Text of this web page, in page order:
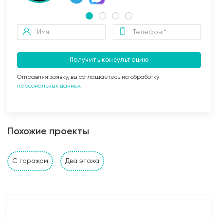
Стены и перегородки дома
1. Наружные и внутренние несущие стены выполнены
Получить консультацию
Отправляя заявку, вы соглашаетесь на обработку
персональных данных
Похожие проекты
С гаражом Два этажа